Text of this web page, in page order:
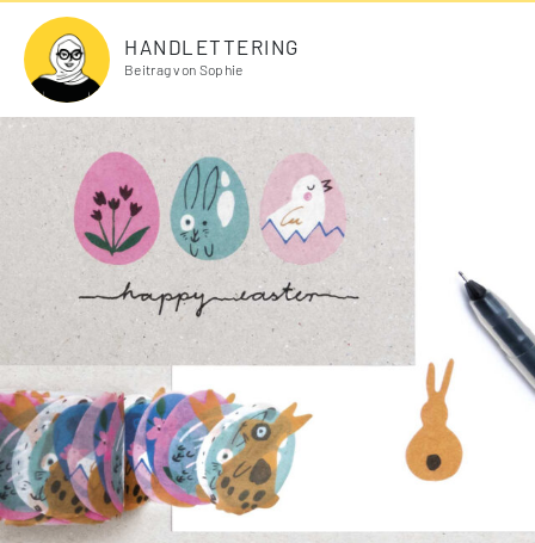
HANDLETTERING
Beitrag von Sophie